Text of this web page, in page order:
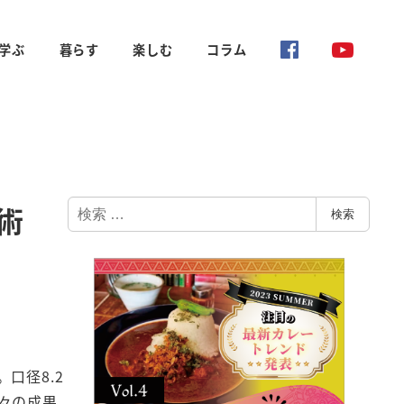
ぶ 暮らす 楽しむ コラム
口径8.2
検
索
検索